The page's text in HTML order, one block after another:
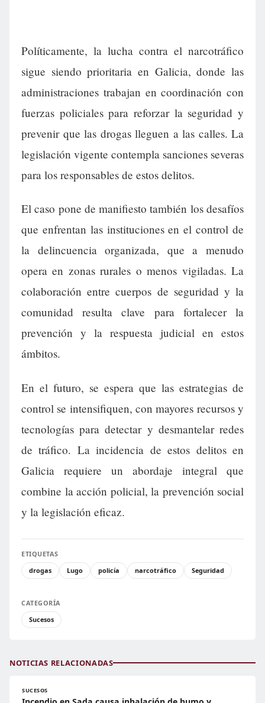
Políticamente, la lucha contra el narcotráfico
sigue siendo prioritaria en Galicia, donde las
administraciones trabajan en coordinación con
fuerzas policiales para reforzar la seguridad y
prevenir que las drogas lleguen a las calles. La
legislación vigente contempla sanciones severas
para los responsables de estos delitos.
El caso pone de manifiesto también los desafíos
que enfrentan las instituciones en el control de
la delincuencia organizada, que a menudo
opera en zonas rurales o menos vigiladas. La
colaboración entre cuerpos de seguridad y la
comunidad resulta clave para fortalecer la
prevención y la respuesta judicial en estos
ámbitos.
En el futuro, se espera que las estrategias de
control se intensifiquen, con mayores recursos y
tecnologías para detectar y desmantelar redes
de tráfico. La incidencia de estos delitos en
Galicia requiere un abordaje integral que
combine la acción policial, la prevención social
y la legislación eficaz.
ETIQUETAS
drogas
Lugo policía narcotráfico Seguridad
CATEGORÍA
Sucesos
NOTICIAS RELACIONADAS
SUCESOS